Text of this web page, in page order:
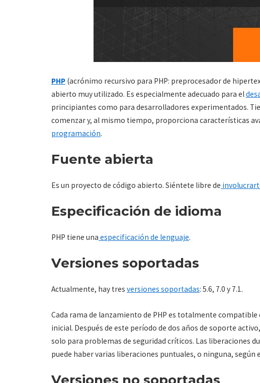
PHP (acrónimo recursivo para PHP: preprocesador de
abierto muy utilizado. Es especialmente adecuado para el
principiantes como para desarrolladores experimentados.
comenzar y, al mismo tiempo, proporciona características
programación.
Fuente abierta
Es un proyecto de código abierto. Siéntete libre de
Especificación de idioma
PHP tiene una especificación de lenguaje.
Versiones soportadas
Actualmente, hay tres versiones soportadas: 5.6, 7.0 y 7.1.
Cada rama de lanzamiento de PHP es totalmente
inicial. Después de este período de dos años de soporte
solo para problemas de seguridad críticos. Las liberaciones
puede haber varias liberaciones puntuales, o ninguna, según